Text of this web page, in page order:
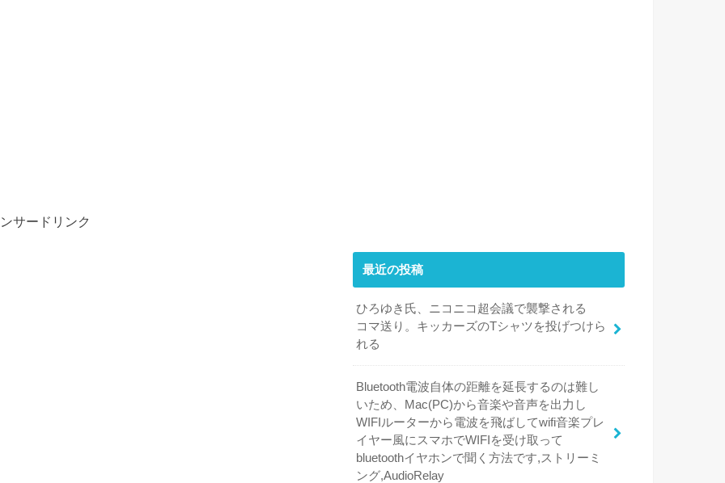
サードリンク
最近の投稿
ひろゆき氏、ニコニコ超会議で襲撃される
コマ送り。キッカーズのTシャツを投げつけら
れる
Bluetooth電波自体の距離を延長するのは難し
いため、Mac(PC)から音楽や音声を出力し
WIFIルーターから電波を飛ばしてwifi音楽プレ
イヤー風にスマホでWIFIを受け取って
bluetoothイヤホンで聞く方法です,ストリーミ
ング,AudioRelay